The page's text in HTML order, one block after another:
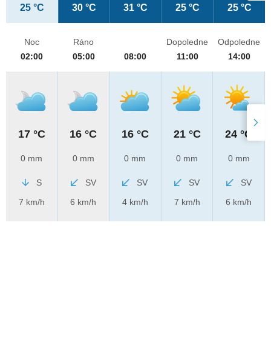
25 °C 30 °C 31 °C 25 °C 25 °C
Noc
02:00
17 °C
0 mm
S
7 km/h
Ráno
05:00
16 °C
0 mm
SV
6 km/h
08:00
16 °C
0 mm
SV
4 km/h
Dopoledne
11:00
21 °C
0 mm
SV
7 km/h
Odpoledne
14:00
24 °C
0 mm
SV
6 km/h